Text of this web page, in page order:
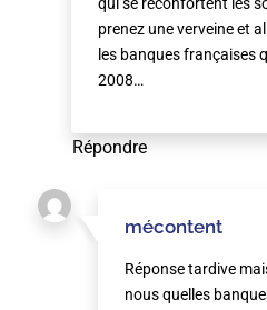
qui se réconfortent les
prenez une verveine et
les banques françaises
2008…
Répondre
mécontent
Réponse tardive
nous quelles